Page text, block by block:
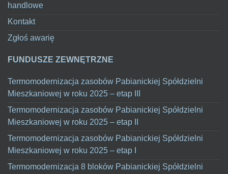
handlowe
Kontakt
Zgłoś awarię
FUNDUSZE ZEWNĘTRZNE
Termomodernizacja zasobów Pabianickiej Spółdzielni
Mieszkaniowej w roku 2025 – etap III
Termomodernizacja zasobów Pabianickiej Spółdzielni
Mieszkaniowej w roku 2025 – etap II
Termomodernizacja zasobów Pabianickiej Spółdzielni
Mieszkaniowej w roku 2025 – etap I
Termomodernizacja 8 bloków Pabianickiej Spółdzielni